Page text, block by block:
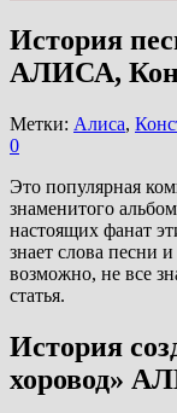
История
АЛИСА,
Метки: Алиса,
0
Это популярная
знаменитого
настоящих фанат
знает слова песни
возможно, не все
статья.
История
хоровод»